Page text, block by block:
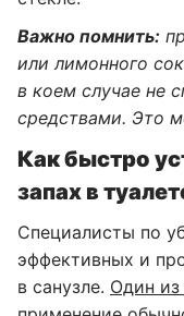
Важно помнить:
или лимонного
в коем случае не
средствами. Это
Как быстро
запах в
Специалисты по
эффективных и
в санузле. Один